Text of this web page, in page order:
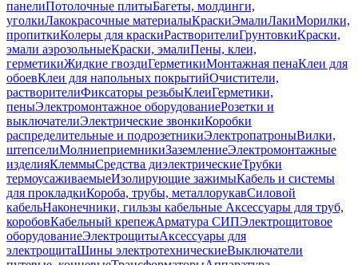
панелиПотолочные плитыБагеты, молдинги,
уголкиЛакокрасочные материалыКраскиЭмалиЛакиМорилки,
пропиткиКолеры для краскиРастворителиГрунтовкиКраски,
эмали аэрозольныеКраски, эмалиПены, клеи,
герметикиЖидкие гвоздиГерметикиМонтажная пенаКлеи для
обоевКлеи для напольных покрытийОчистители,
растворителиФиксаторы резьбыКлеиГерметики,
пеныЭлектромонтажное оборудованиеРозетки и
выключателиЭлектрические звонкиКоробки
распределительные и подрозетникиЭлектропатроныВилки,
штепселиМолниеприемникиЗаземлениеЭлектромонтажные
изделияКлеммыСредства диэлектрическиеТрубки
термоусаживаемыеИзолирующие зажимыКабель и системы
для прокладкиКороба, трубы, металлорукавСиловой
кабельНаконечники, гильзы кабельные Аксессуары для труб,
коробовКабельный крепежАрматура СИПЭлектрощитовое
оборудованиеЭлектрощитыАксессуары для
электрощитаШины электротехническиеВыключатели